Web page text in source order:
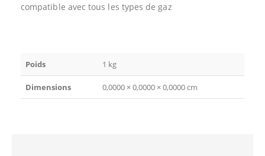
compatible avec tous les types de gaz
Poids 1 kg
Dimensions 0,0000 × 0,0000 × 0,0000 cm